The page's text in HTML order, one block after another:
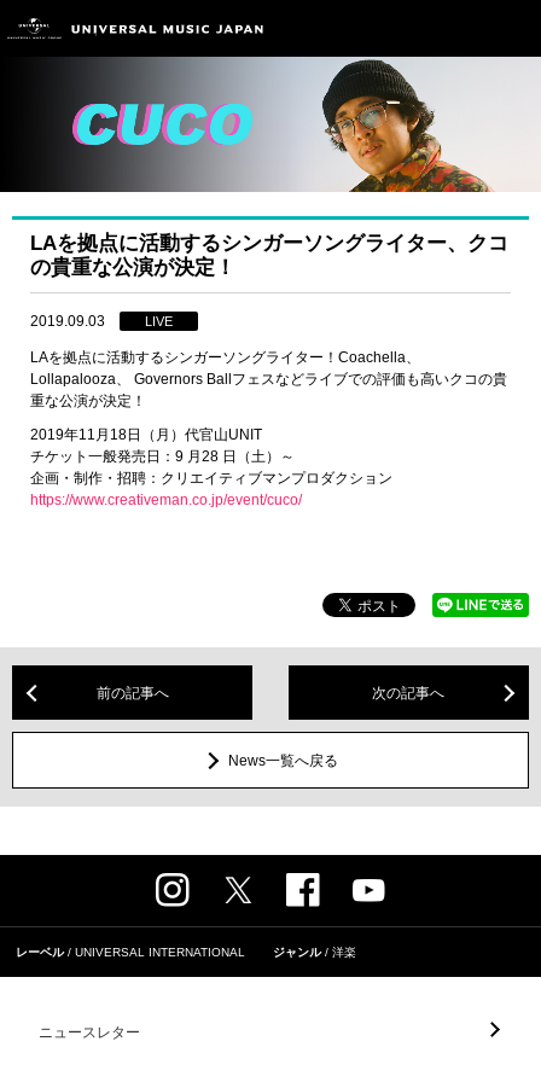
LAを拠点に活動するシンガーソングライター、クコ
の貴重な公演が決定！
2019.09.03 LIVE
LAを拠点に活動するシンガーソングライター！Coachella、
Lollapalooza、 Governors Ballフェスなどライブでの評価も高いクコの貴
重な公演が決定！
2019年11月18日（月）代官山UNIT
チケット一般発売日：9 月28 日（土）～
企画・制作・招聘：クリエイティブマンプロダクション
https://www.creativeman.co.jp/event/cuco/
前の記事へ 次の記事へ
News一覧へ戻る
レーベル UNIVERSAL INTERNATIONAL ジャンル 洋楽
ニュースレター